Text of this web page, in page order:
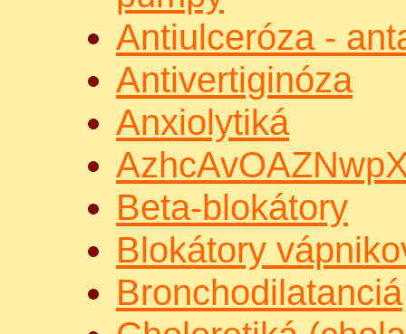
Antiulceróza -
Antivertiginóza
Anxiolytiká
Beta-blokátory
Blokátory
Bronchodilatanciá